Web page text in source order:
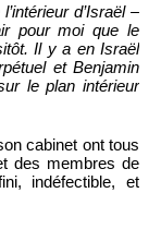
d’Israël –
pour moi que le
Il y a en Israël
et Benjamin
le plan intérieur
cabinet ont tous
des membres de
indéfectible, et